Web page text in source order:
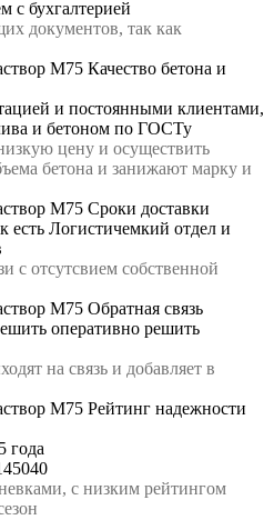
с бухгалтерией
документов, так как
Качество бетона и
и постоянными клиентами,
и бетоном по ГОСТу
цену и осуществить
бетона и занижают марку и
Сроки доставки
есть Логистичемкий отдел и
с отсутсвием собственной
Обратная связь
оперативно решить
на связь и добавляет в
Рейтинг надежности
года
с низким рейтингом